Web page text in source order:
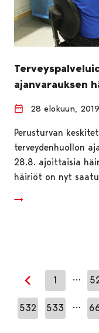
ajanvarauksen
28 elokuun, 2019
Perusturvan
terveydenhuollon
28.8. ajoittaisia
häiriöt on nyt
Edellinen sivu
1 …
532 533 …